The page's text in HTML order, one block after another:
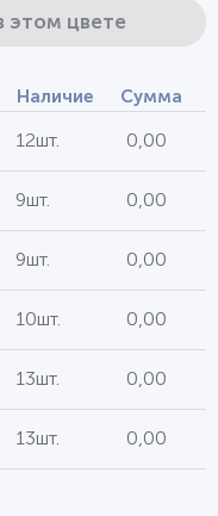
этом цвете
Наличие Сумма
12шт. 0,00
9шт. 0,00
9шт. 0,00
10шт. 0,00
13шт. 0,00
13шт. 0,00